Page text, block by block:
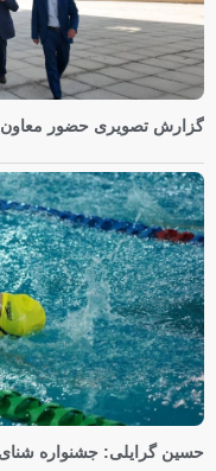
گزارش تصویری حضور معاون